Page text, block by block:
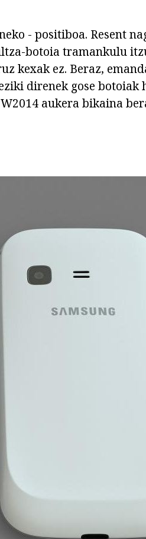
- positiboa. Resent
botoia tramankulu
kexak ez. Beraz,
direnek gose botoiak
aukera bikaina